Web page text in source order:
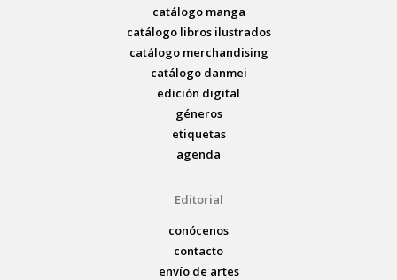
catálogo manga
catálogo libros ilustrados
catálogo merchandising
catálogo danmei
edición digital
géneros
etiquetas
agenda
Editorial
conócenos
contacto
envío de artes